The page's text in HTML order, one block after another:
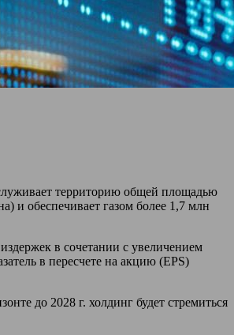
территорию общей площадью
и обеспечивает газом более 1,7 млн
в сочетании с увеличением
в пересчете на акцию (EPS)
до 2028 г. холдинг будет стремиться